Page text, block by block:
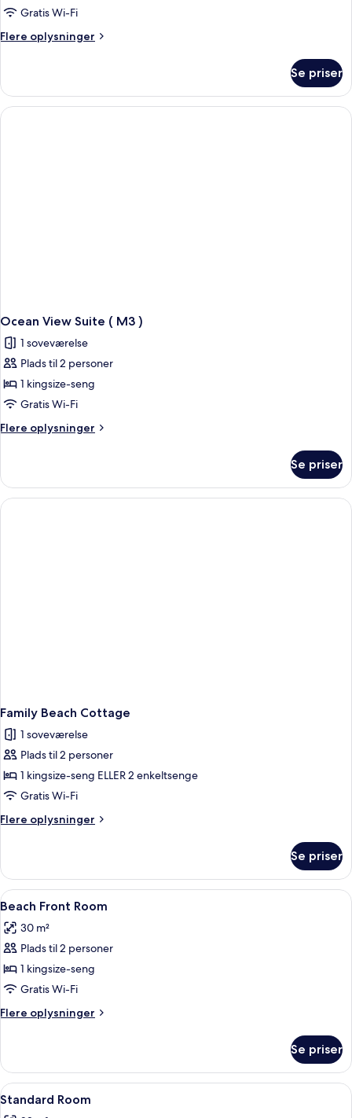
Gratis Wi-Fi
Flere oplysninger
Flere
Pool
Villa
(
Se priser
Ocean View Suite ( M3 )
1 soveværelse
Plads til 2 personer
1 kingsize-seng
Gratis Wi-Fi
Flere oplysninger
Flere
View
Suite
(
Se priser
Family Beach Cottage
1 soveværelse
Plads til 2 personer
1 kingsize-seng ELLER 2 enkeltsenge
Gratis Wi-Fi
Flere oplysninger
Flere
Beach
Cottage
Se priser
Indlæs
alle
billeder
af
Beach
Front
Room
Et hotelværelse med en seng, et
3
Beach Front Room
30 m²
Plads til 2 personer
1 kingsize-seng
Gratis Wi-Fi
Flere oplysninger
Flere
Front
Room
Se priser
Indlæs
alle
Et soveværelse med seng,
3
Standard Room